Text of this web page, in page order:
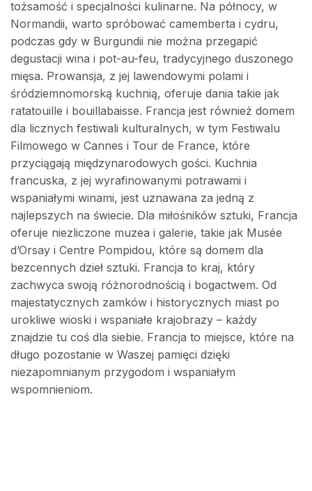
tożsamość i specjalności kulinarne. Na północy, w
Normandii, warto spróbować camemberta i cydru,
podczas gdy w Burgundii nie można przegapić
degustacji wina i pot-au-feu, tradycyjnego duszonego
mięsa. Prowansja, z jej lawendowymi polami i
śródziemnomorską kuchnią, oferuje dania takie jak
ratatouille i bouillabaisse. Francja jest również domem
dla licznych festiwali kulturalnych, w tym Festiwalu
Filmowego w Cannes i Tour de France, które
przyciągają międzynarodowych gości. Kuchnia
francuska, z jej wyrafinowanymi potrawami i
wspaniałymi winami, jest uznawana za jedną z
najlepszych na świecie. Dla miłośników sztuki, Francja
oferuje niezliczone muzea i galerie, takie jak Musée
d’Orsay i Centre Pompidou, które są domem dla
bezcennych dzieł sztuki. Francja to kraj, który
zachwyca swoją różnorodnością i bogactwem. Od
majestatycznych zamków i historycznych miast po
urokliwe wioski i wspaniałe krajobrazy – każdy
znajdzie tu coś dla siebie. Francja to miejsce, które na
długo pozostanie w Waszej pamięci dzięki
niezapomnianym przygodom i wspaniałym
wspomnieniom.